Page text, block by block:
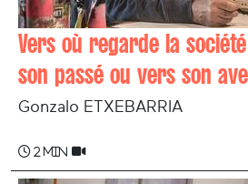
Vers où regarde la
son passé ou vers son
Gonzalo ETXEBARRIA
2 min